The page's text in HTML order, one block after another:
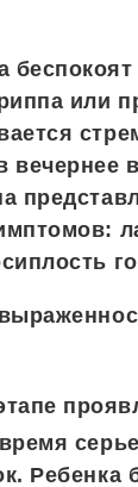
или
вечернее
Ребенка